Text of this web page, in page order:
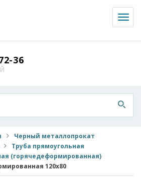
36
Черный металлопрокат
Труба прямоугольная
(горячедеформированная)
120x80